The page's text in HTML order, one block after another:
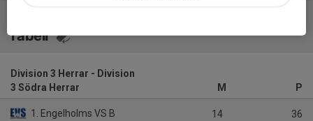
Tabell
Division 3 Herrar - Division
3 Södra Herrar
M P
1. Engelholms VS B 14 36